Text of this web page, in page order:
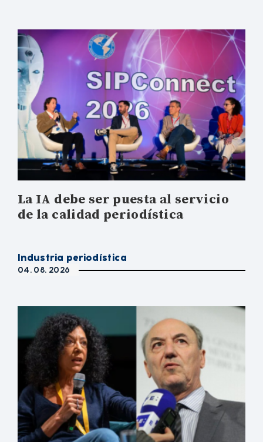
La IA debe ser puesta al servicio
de la calidad periodística
Industria periodística
04. 08. 2026